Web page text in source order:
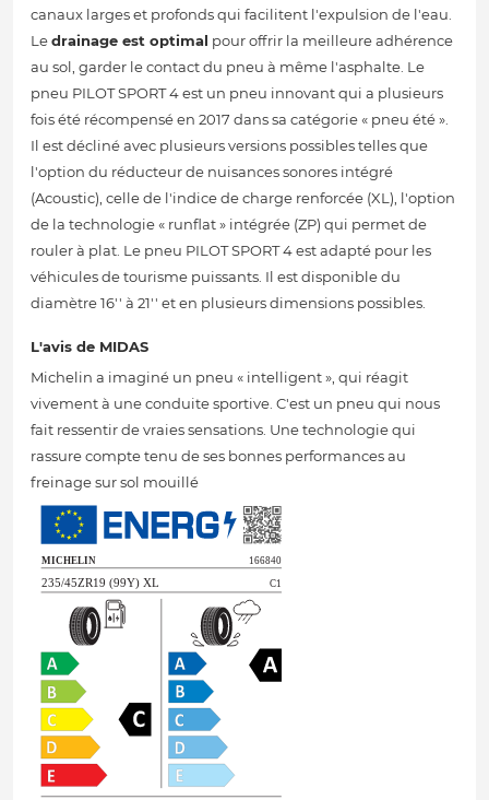
canaux larges et profonds qui facilitent l'expulsion de l'eau.
Ledrainage est optimal pour offrir la meilleure adhérence
au sol, garder le contact du pneu à même l'asphalte. Le
pneu PILOT SPORT 4 est un pneu innovant qui a plusieurs
fois été récompensé en 2017 dans sa catégorie « pneu été ».
Il est décliné avec plusieurs versions possibles telles que
l'option du réducteur de nuisances sonores intégré
(Acoustic), celle de l'indice de charge renforcée (XL), l'option
de la technologie « runflat » intégrée (ZP) qui permet de
rouler à plat. Le pneu PILOT SPORT 4 est adapté pour les
véhicules de tourisme puissants. Il est disponible du
diamètre 16'' à 21'' et en plusieurs dimensions possibles.
L'avis de MIDAS
Michelin a imaginé un pneu « intelligent », qui réagit
vivement à une conduite sportive. C'est un pneu qui nous
fait ressentir de vraies sensations. Une technologie qui
rassure compte tenu de ses bonnes performances au
freinage sur sol mouillé